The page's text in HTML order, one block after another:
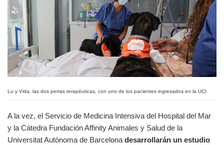
Lu y Vida, las dos perras terapéuticas, con uno de los pacientes ingresados en la UCI
A la vez, el Servicio de Medicina Intensiva del Hospital del Mar
y la Cátedra Fundación Affinity Animales y Salud de la
Universitat Autònoma de Barcelona desarrollarán un estudio